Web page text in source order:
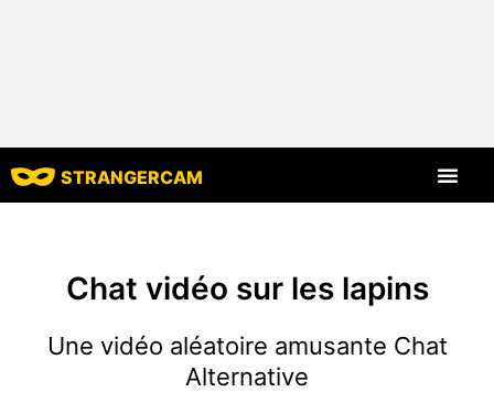
STRANGERCAM
Chat vidéo sur les lapins
Une vidéo aléatoire amusante Chat
Alternative